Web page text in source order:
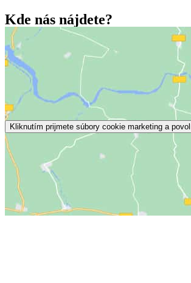
Kde nás nájdete?
Kliknutím prijmete súbory cookie marketing a